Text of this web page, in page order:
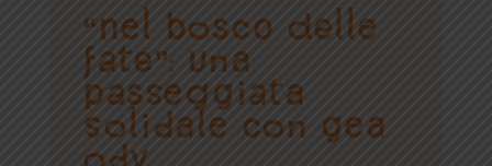
“NEL BOSCO DELLE
FATE”: una
passeggiata
solidale con Gea
Odv